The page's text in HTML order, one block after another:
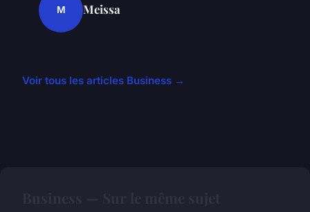
M Meissa
Voir tous les articles Business →